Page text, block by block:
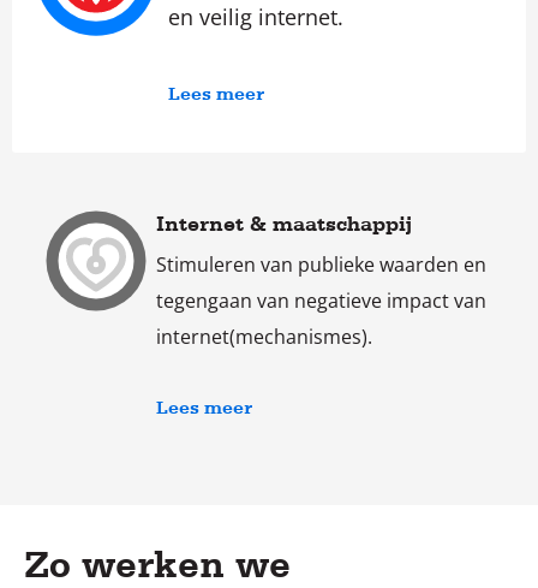
en veilig internet.
Lees meer
Internet & maatschappij
Stimuleren van publieke waarden en
tegengaan van negatieve impact van
internet(mechanismes).
Lees meer
Zo werken we